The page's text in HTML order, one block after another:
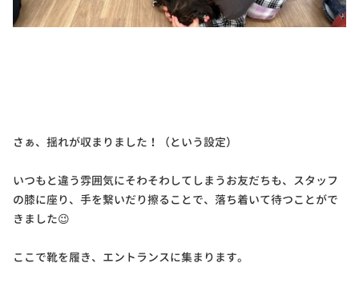
さぁ、揺れが収まりました！（という設定）
いつもと違う雰囲気にそわそわしてしまうお友だちも、スタッフ
の膝に座り、手を繋いだり擦ることで、落ち着いて待つことがで
きました😉
ここで靴を履き、エントランスに集まります。